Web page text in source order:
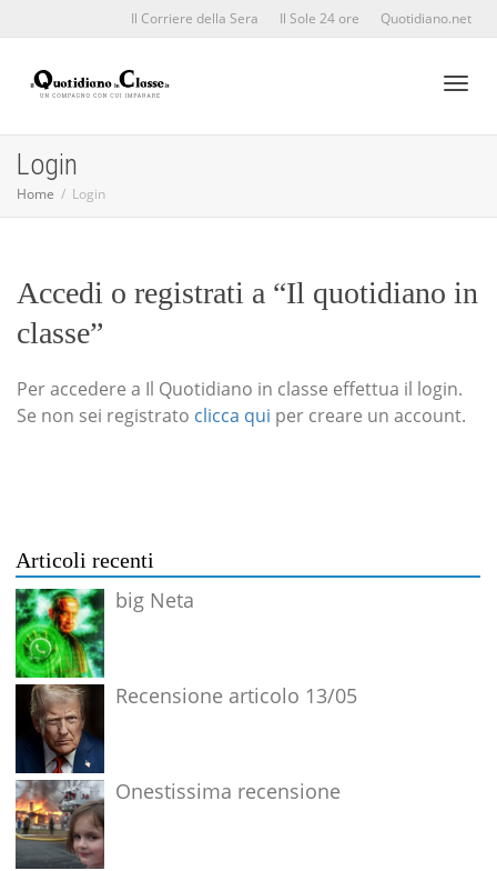
Il Corriere della Sera Il Sole 24 ore Quotidiano.net
Login
Home Login
Accedi o registrati a “Il quotidiano in
classe”
Per accedere a Il Quotidiano in classe effettua il login.
Se non sei registrato clicca qui per creare un account.
Articoli recenti
big Neta
Recensione articolo 13/05
Onestissima recensione